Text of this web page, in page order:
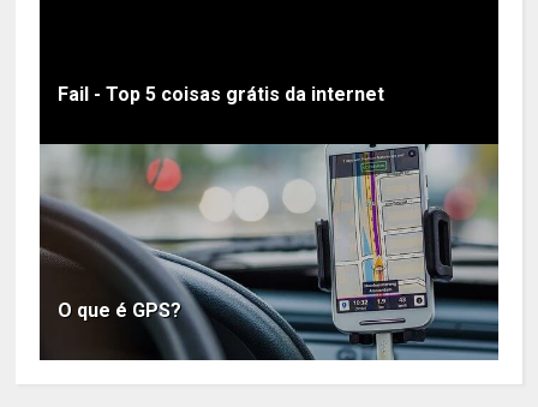
Fail - Top 5 coisas grátis da internet
O que é GPS?